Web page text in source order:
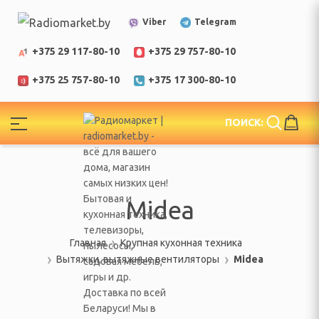
Viber Telegram
+375 29 117-80-10 +375 29 757-80-10
+375 25 757-80-10
+375 17 300-80-10
ПОИСК:
Midea
Главная
Крупная кухонная техника
Вытяжки, вытяжные вентиляторы
Midea